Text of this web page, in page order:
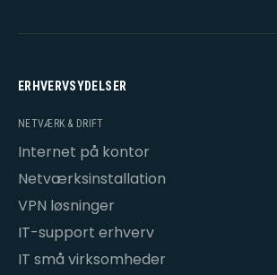
ERHVERVSYDELSER
NETVÆRK & DRIFT
Internet på kontor
Netværksinstallation
VPN løsninger
IT-support erhverv
IT små virksomheder